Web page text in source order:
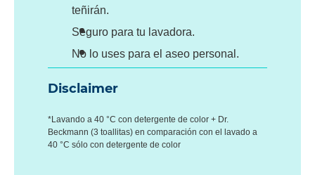
teñirán.
Seguro para tu lavadora.
No lo uses para el aseo personal.
Disclaimer
*Lavando a 40 °C con detergente de color + Dr.
Beckmann (3 toallitas) en comparación con el lavado a
40 °C sólo con detergente de color